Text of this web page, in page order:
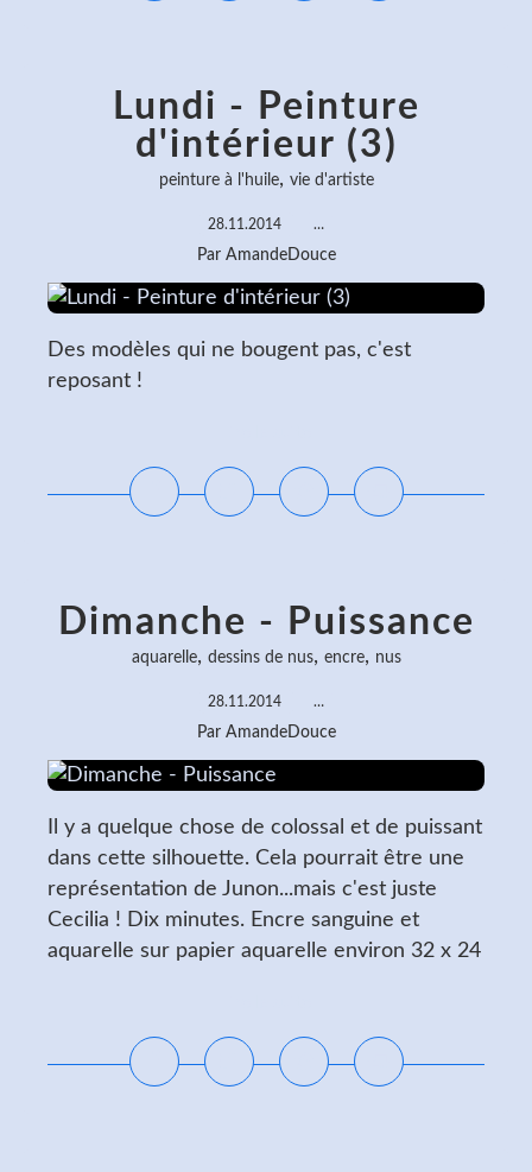
Lundi - Peinture
d'intérieur (3)
peinture à l'huile, vie d'artiste
28.11.2014 …
Par AmandeDouce
Des modèles qui ne bougent pas, c'est
reposant !
Dimanche - Puissance
aquarelle, dessins de nus, encre, nus
28.11.2014 …
Par AmandeDouce
Il y a quelque chose de colossal et de puissant
dans cette silhouette. Cela pourrait être une
représentation de Junon...mais c'est juste
Cecilia ! Dix minutes. Encre sanguine et
aquarelle sur papier aquarelle environ 32 x 24